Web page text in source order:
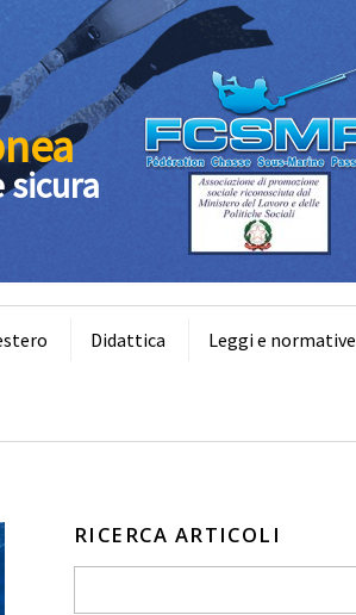
Didattica Leggi e normative
sicura
RICERCA ARTICOLI